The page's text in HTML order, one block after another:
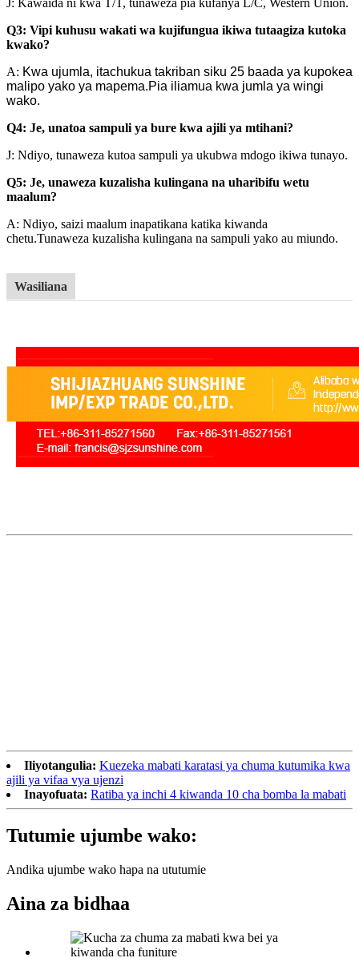
Q3: Vipi kuhusu wakati wa kujifungua ikiwa tutaagiza kutoka
kwako?
A: Kwa ujumla, itachukua takriban siku 25 baada ya kupokea
malipo yako ya mapema.Pia iliamua kwa jumla ya wingi
wako.
Q4: Je, unatoa sampuli ya bure kwa ajili ya mtihani?
J: Ndiyo, tunaweza kutoa sampuli ya ukubwa mdogo ikiwa tunayo.
Q5: Je, unaweza kuzalisha kulingana na uharibifu wetu
maalum?
A: Ndiyo, saizi maalum inapatikana katika kiwanda
chetu.Tunaweza kuzalisha kulingana na sampuli yako au miundo.
Wasiliana
Iliyotangulia: Kuezeka mabati karatasi ya chuma kutumika kwa
ajili ya vifaa vya ujenzi
Inayofuata: Ratiba ya inchi 4 kiwanda 10 cha bomba la mabati
Tutumie ujumbe wako:
Andika ujumbe wako hapa na ututumie
Aina za bidhaa